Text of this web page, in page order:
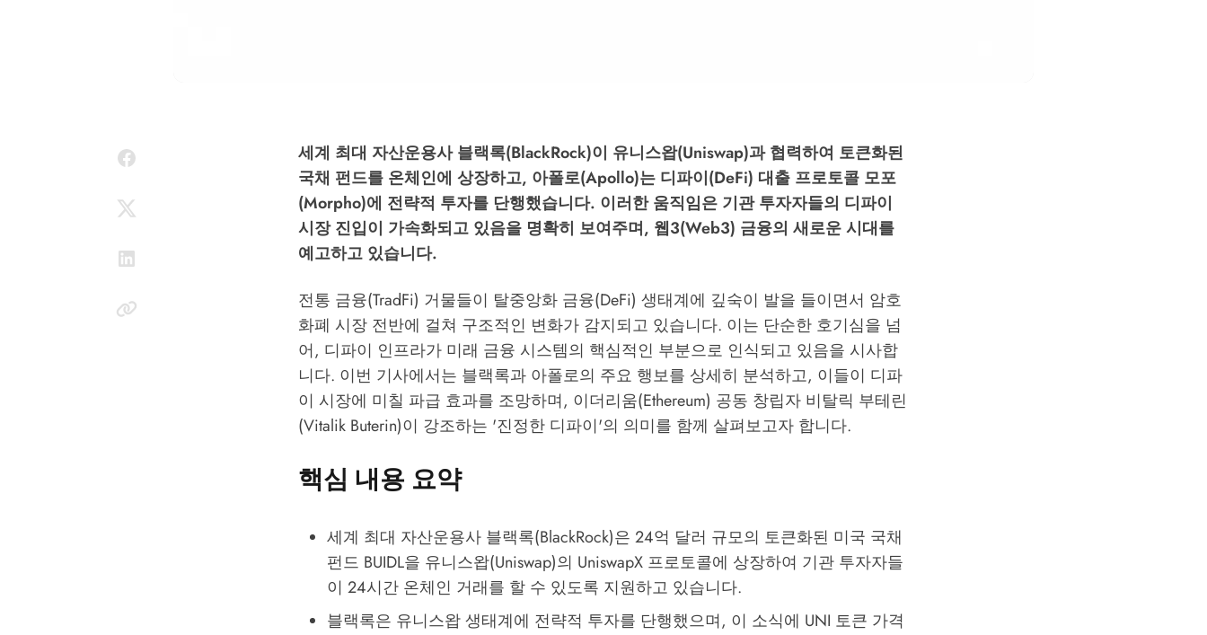
세계 최대 자산운용사 블랙록(BlackRock)이 유니스왑(Uniswap)과 협력하여 토큰화된
국채 펀드를 온체인에 상장하고, 아폴로(Apollo)는 디파이(DeFi) 대출 프로토콜 모포
(Morpho)에 전략적 투자를 단행했습니다. 이러한 움직임은 기관 투자자들의 디파이
시장 진입이 가속화되고 있음을 명확히 보여주며, 웹3(Web3) 금융의 새로운 시대를
예고하고 있습니다.
전통 금융(TradFi) 거물들이 탈중앙화 금융(DeFi) 생태계에 깊숙이 발을 들이면서 암호
화폐 시장 전반에 걸쳐 구조적인 변화가 감지되고 있습니다. 이는 단순한 호기심을 넘
어, 디파이 인프라가 미래 금융 시스템의 핵심적인 부분으로 인식되고 있음을 시사합
니다. 이번 기사에서는 블랙록과 아폴로의 주요 행보를 상세히 분석하고, 이들이 디파
이 시장에 미칠 파급 효과를 조망하며, 이더리움(Ethereum) 공동 창립자 비탈릭 부테린
(Vitalik Buterin)이 강조하는 '진정한 디파이'의 의미를 함께 살펴보고자 합니다.
핵심 내용 요약
세계 최대 자산운용사 블랙록(BlackRock)은 24억 달러 규모의 토큰화된 미국 국채
펀드 BUIDL을 유니스왑(Uniswap)의 UniswapX 프로토콜에 상장하여 기관 투자자들
이 24시간 온체인 거래를 할 수 있도록 지원하고 있습니다.
블랙록은 유니스왑 생태계에 전략적 투자를 단행했으며, 이 소식에 UNI 토큰 가격